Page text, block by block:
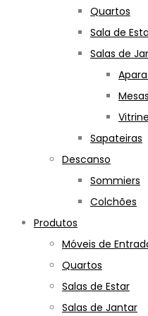
Quartos
Sala de
Salas de
Sapateiras
Descanso
Sommiers
Colchões
Produtos
Móveis de
Quartos
Salas de Estar
Salas de Jantar